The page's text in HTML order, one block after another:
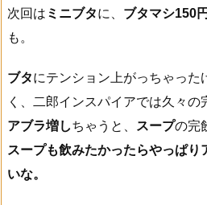
次回は ミニブタに、 ブタマシ150円
も。
ブタにテンション上がっちゃった
く、二郎インスパイアでは久々の
アブラ増しちゃうと、 スープの完
スープも飲みたかったらやっぱり
いな。